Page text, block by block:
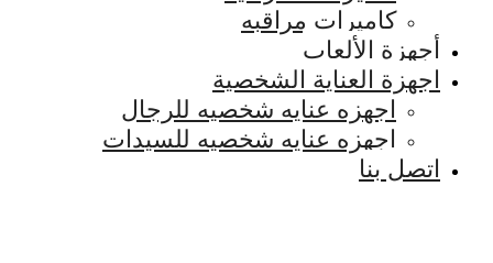
كاميرات مراقبه
أجهزة الألعاب
اجهزة العناية الشخصية
اجهزه عنايه شخصيه للرجال
اجهزه عنايه شخصيه للسيدات
اتصل بنا